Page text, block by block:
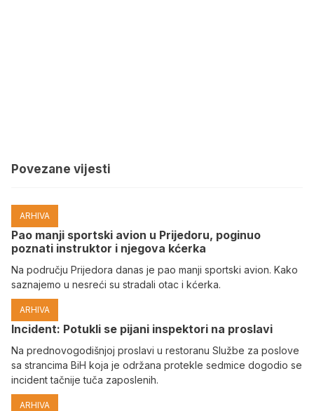
Povezane vijesti
ARHIVA
Pao manji sportski avion u Prijedoru, poginuo
poznati instruktor i njegova kćerka
Na području Prijedora danas je pao manji sportski avion. Kako
saznajemo u nesreći su stradali otac i kćerka.
ARHIVA
Incident: Potukli se pijani inspektori na proslavi
Na prednovogodišnjoj proslavi u restoranu Službe za poslove
sa strancima BiH koja je održana protekle sedmice dogodio se
incident tačnije tuča zaposlenih.
ARHIVA